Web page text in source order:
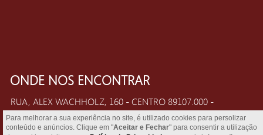
Para melhorar a sua experiência no site, é utilizado cookies para persolizar
conteúdo e anúncios. Clique em "Aceitar e Fechar" para consentir a utilização
ONDE NOS ENCONTRAR
RUA, ALEX WACHHOLZ, 160 - CENTRO 89107.000 -
POMERODE - SANTA CATARINA